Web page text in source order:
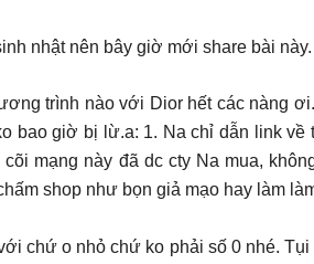
nhật nên bây giờ mới share bài
trình nào với Dior hết các nàng
bao giờ bị lừ.a: 1. Na chỉ dẫn link
mạng này đã dc cty Na mua,
shop như bọn giả mạo hay làm
chứ o nhỏ chứ ko phải số 0 nhé.